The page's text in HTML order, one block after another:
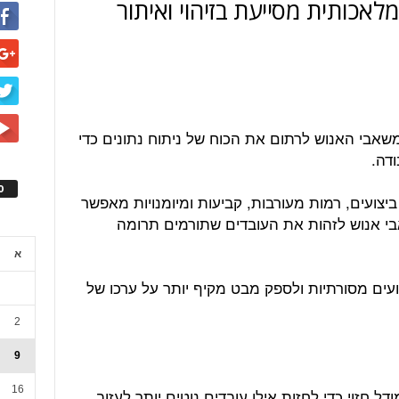
המלאכותית מסייעת בזיהוי ואיתור
האנוש לרתום את הכוח של ניתוח נתונים כדי
רמות מעורבות, קביעות ומיומנויות מאפשר
אנוש לזהות את העובדים שתורמים תרומה
מסורתיות ולספק מבט מקיף יותר על ערכו של
א
2
9
16